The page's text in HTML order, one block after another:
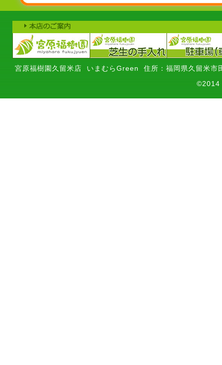
宮原福樹園久留米店 いまむらGreen 住所：福岡県久留米市
©2014